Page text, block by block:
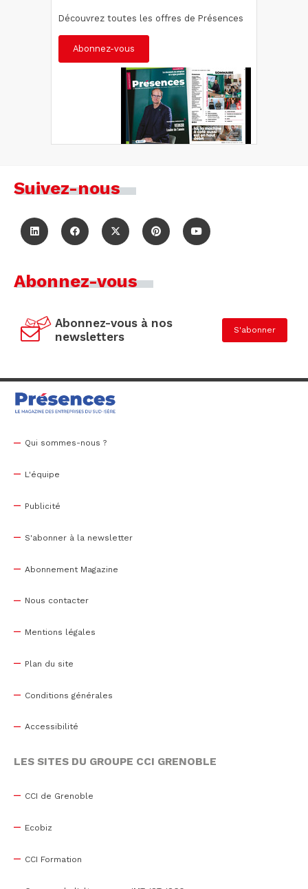
Découvrez toutes les offres de Présences
Abonnez-vous
Suivez-nous
Abonnez-vous
Abonnez-vous à nos
newsletters
S'abonner
Qui sommes-nous ?
L'équipe
Publicité
S'abonner à la newsletter
Abonnement Magazine
Nous contacter
Mentions légales
Plan du site
Conditions générales
Accessibilité
LES SITES DU GROUPE CCI GRENOBLE
CCI de Grenoble
Ecobiz
CCI Formation